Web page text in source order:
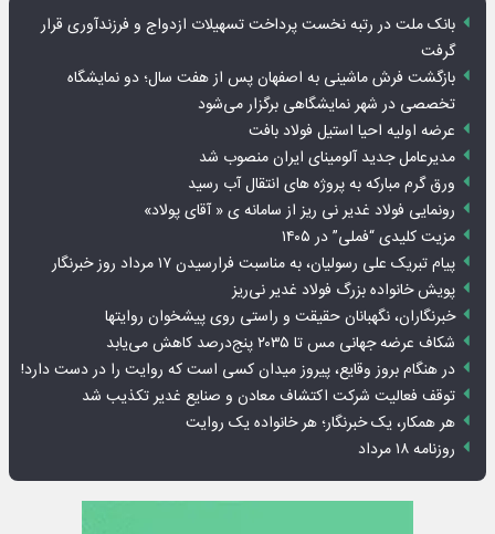
بانک ملت در رتبه نخست پرداخت تسهیلات ازدواج و فرزندآوری قرار
گرفت
بازگشت فرش ماشینی به اصفهان پس از هفت سال؛ دو نمایشگاه
تخصصی در شهر نمایشگاهی برگزار می‌شود
عرضه اولیه احیا استیل فولاد بافت
مدیرعامل جدید آلومینای ایران منصوب شد
ورق گرم مبارکه به پروژه های انتقال آب رسید
رونمایی فولاد غدیر نی ریز از سامانه ی « آقای پولاد»
مزیت کلیدی “فملی” در ۱۴۰۵
پیام تبریک علی رسولیان، به مناسبت فرارسیدن ۱۷ مرداد روز خبرنگار
پویش خانواده بزرگ فولاد غدیر نی‌ریز
خبرنگاران، نگهبانان حقیقت و راستی روی پیشخوان روایت­ها
شکاف عرضه جهانی مس تا ۲۰۳۵ پنج‌درصد کاهش می‌یابد
در هنگام بروز وقایع، پیروز میدان کسی است که روایت را در دست دارد!
توقف فعالیت شرکت اکتشاف معادن و صنایع غدیر تکذیب شد
هر همکار، یک خبرنگار؛ هر خانواده یک روایت
روزنامه ۱۸ مرداد